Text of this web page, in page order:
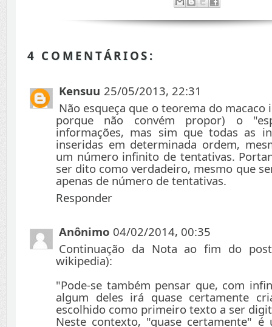
4 COMENTÁRIOS:
Kensuu 25/05/2013, 22:31
Não esqueça que o teorema do
porque não convém propor) o
informações, mas sim que todas as
inseridas em determinada ordem,
um número infinito de tentativas.
ser dito como verdadeiro, mesmo que
apenas de número de tentativas.
Responder
Anônimo 04/02/2014, 00:35
Continuação da Nota ao fim do
wikipedia):
"Pode-se também pensar que, com
algum deles irá quase certamente
escolhido como primeiro texto a ser
Neste contexto, "quase certamente"